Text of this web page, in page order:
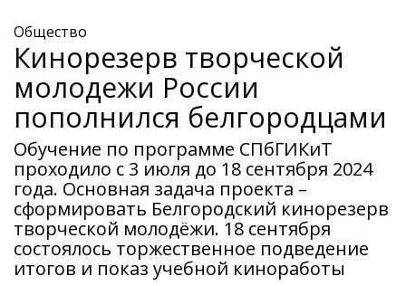
Общество
Кинорезерв творческой
молодежи России
пополнился белгородцами
Обучение по программе СПбГИКиТ
проходило с 3 июля до 18 сентября 2024
года. Основная задача проекта –
сформировать Белгородский кинорезерв
творческой молодёжи. 18 сентября
состоялось торжественное подведение
итогов и показ учебной киноработы